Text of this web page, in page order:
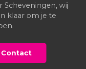
Scheveningen, wij
klaar om je te
Contact